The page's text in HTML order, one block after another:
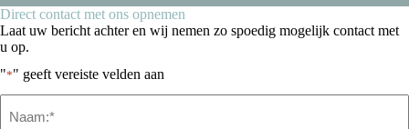
Direct contact met ons opnemen
Laat uw bericht achter en wij nemen zo spoedig mogelijk contact met
u op.
"*" geeft vereiste velden aan